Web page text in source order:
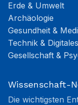
Erde & Umwelt
Archäologie
Gesundheit &
Technik & Digitales
Gesellschaft &
Wissenschaft-
Die wichtigsten